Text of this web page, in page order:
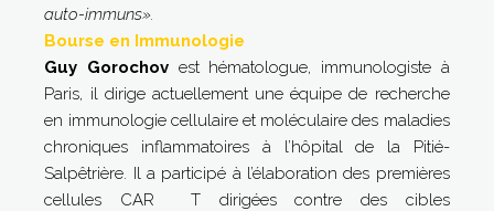
auto-immuns».
Bourse en Immunologie
Guy Gorochov est hématologue, immunologiste à
Paris, il dirige actuellement une équipe de recherche
en immunologie cellulaire et moléculaire des maladies
chroniques inflammatoires à l’hôpital de la Pitié-
Salpêtrière. Il a participé à l’élaboration des premières
cellules CAR T dirigées contre des cibles